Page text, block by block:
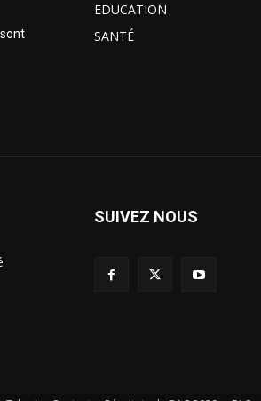
EDUCATION
SANTÉ
SUIVEZ NOUS